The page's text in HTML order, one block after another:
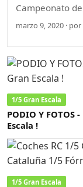
Campeonato
marzo 9, 2020 ·
1/5 Gran Escala
PODIO Y FOTOS
Escala !
1/5 Gran Escala